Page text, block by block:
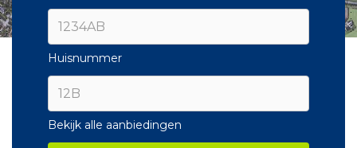
Huisnummer
Bekijk alle aanbiedingen